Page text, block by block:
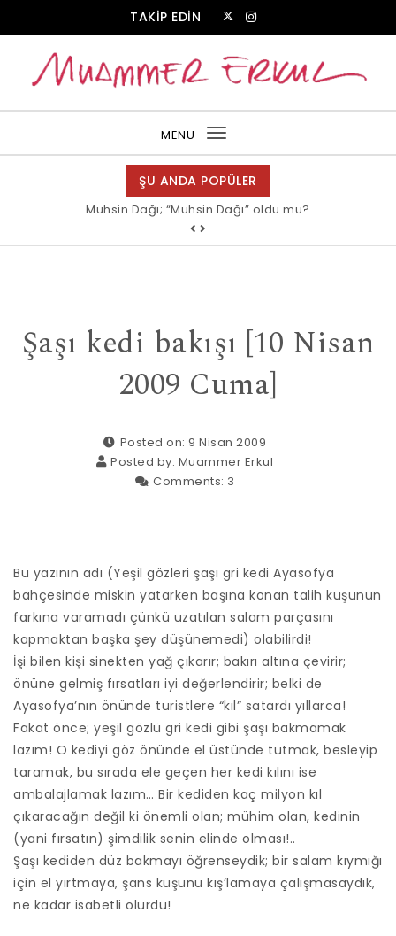
TAKİP EDİN
MENU
Toggle
navigation
ŞU ANDA POPÜLER
Muhsin Dağı; “Muhsin Dağı” oldu mu?
Şaşı kedi bakışı [10 Nisan
2009 Cuma]
Posted on: 9 Nisan 2009
Posted by: Muammer Erkul
Comments: 3
Bu yazının adı (Yeşil gözleri şaşı gri kedi Ayasofya
bahçesinde miskin yatarken başına konan talih kuşunun
farkına varamadı çünkü uzatılan salam parçasını
kapmaktan başka şey düşünemedi) olabilirdi!
İşi bilen kişi sinekten yağ çıkarır; bakırı altına çevirir;
önüne gelmiş fırsatları iyi değerlendirir; belki de
Ayasofya’nın önünde turistlere “kıl” satardı yıllarca!
Fakat önce; yeşil gözlü gri kedi gibi şaşı bakmamak
lazım! O kediyi göz önünde el üstünde tutmak, besleyip
taramak, bu sırada ele geçen her kedi kılını ise
ambalajlamak lazım… Bir kediden kaç milyon kıl
çıkaracağın değil ki önemli olan; mühim olan, kedinin
(yani fırsatın) şimdilik senin elinde olması!..
Şaşı kediden düz bakmayı öğrenseydik; bir salam kıymığı
için el yırtmaya, şans kuşunu kış’lamaya çalışmasaydık,
ne kadar isabetli olurdu!